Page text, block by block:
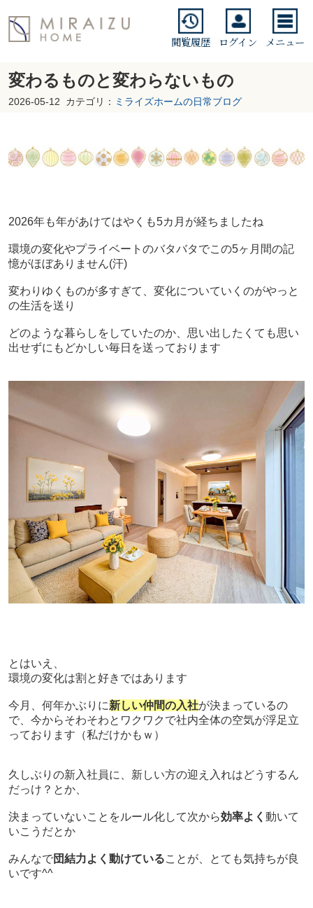
閲覧履歴 ログイン メニュー
変わるものと変わらないもの
2026-05-12 カテゴリ： ミライズホームの日常ブログ
2026年も年があけてはやくも5カ月が経ちましたね
環境の変化やプライベートのバタバタでこの5ヶ月間の記
憶がほぼありません(汗)
変わりゆくものが多すぎて、変化についていくのがやっと
の生活を送り
どのような暮らしをしていたのか、思い出したくても思い
出せずにもどかしい毎日を送っております
とはいえ、
環境の変化は割と好きではあります
今月、何年かぶりに新しい仲間の入社が決まっているの
で、 今からそわそわとワクワクで社内全体の空気が浮足立
っております （私だけかもｗ）
久しぶりの新入社員に、新しい方の迎え入れはどうするん
だっけ？とか、
決まっていないことをルール化して次から効率よく 動いて
いこうだとか
みんなで団結力よく動けていることが、とても気持ちが良
いです^^